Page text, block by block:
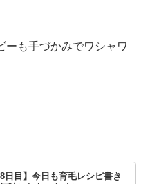
ーも手づかみでワシャワ
日目】今日も育毛レシピ書き